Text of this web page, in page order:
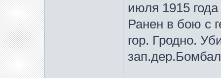
июля 1915
Ранен в бою с
гор. Гродно.